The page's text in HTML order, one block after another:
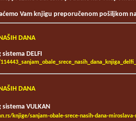
Vam knjigu preporučenom pošiljkom
DANA
DELFI
DANA
VULKAN
knjige/sanjam-obale-srece-nasih-dana-miroslava-